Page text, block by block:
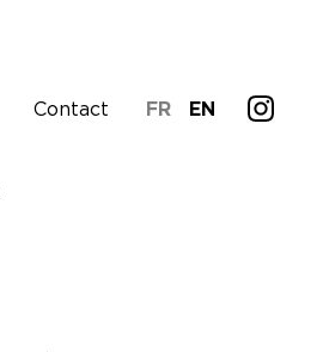
Contact FR EN